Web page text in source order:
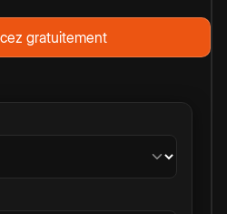
gratuitement